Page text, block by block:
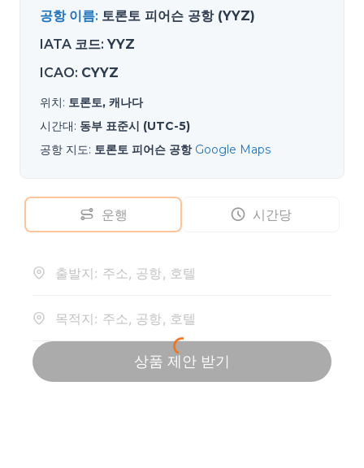
공항 이름: 토론토 피어슨 공항 (YYZ)
IATA 코드: YYZ
ICAO: CYYZ
위치: 토론토, 캐나다
시간대: 동부 표준시 (UTC-5)
공항 지도: 토론토 피어슨 공항 Google Maps